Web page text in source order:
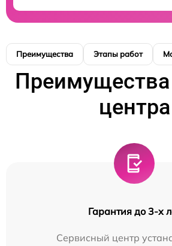
Преимущества Этапы работ
Преимущества
центра
Гарантия до 3-х
Сервисный центр